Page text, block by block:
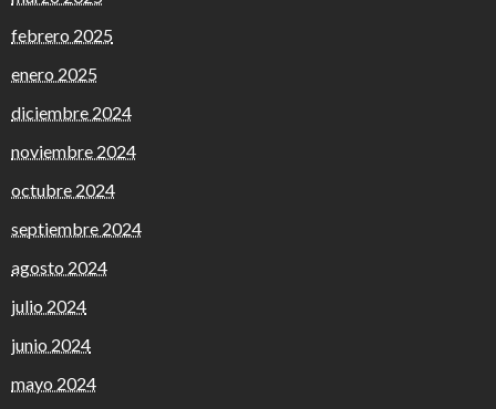
febrero 2025
enero 2025
diciembre 2024
noviembre 2024
octubre 2024
septiembre 2024
agosto 2024
julio 2024
junio 2024
mayo 2024